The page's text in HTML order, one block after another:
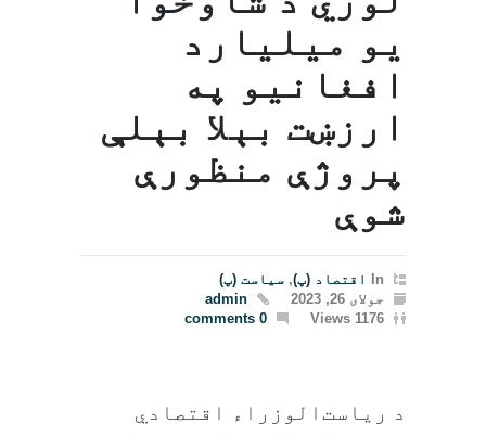
یو میلیارد
افغانیو په
ارزښت بېلا بېلې
پروژې منظورې
شوې
In اقتصاد (پ), سیاست (پ)
جولای 26, 2023
admin
1176 Views
0 comments
د ریاست‌الوزراء اقتصادي